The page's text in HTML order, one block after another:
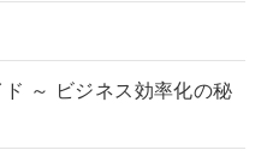
～ ビジネス効率化の秘